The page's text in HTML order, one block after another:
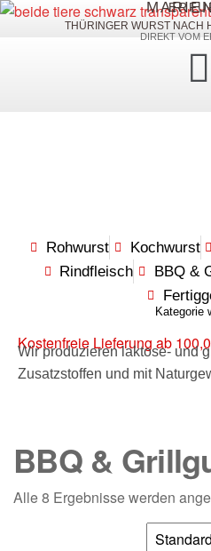
THÜRINGER WURST NACH
DIREKT VOM
Rohwurst Kochwurst
Rindfleisch
BBQ &
Kategorie
Kostenfreie Lieferung ab
Wir produzieren laktose- und
Zusatzstoffen und mit
BBQ &
Alle 8 Ergebnisse werden